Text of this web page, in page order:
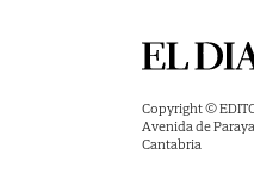
Copyright ©
Avenida de
Cantabria